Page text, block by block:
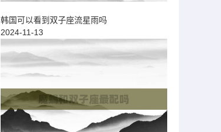
韩国可以看到双子座流星雨吗
2024-11-13